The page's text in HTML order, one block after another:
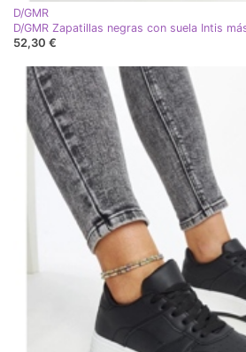
D/GMR
D/GMR Zapatillas negras con suela Intis
52,30 €